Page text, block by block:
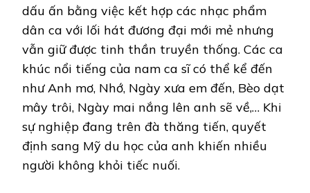
dấu ấn bằng việc kết hợp các nhạc phẩm
dân ca với lối hát đương đại mới mẻ nhưng
vẫn giữ được tinh thần truyền thống. Các ca
khúc nổi tiếng của nam ca sĩ có thể kể đến
như Anh mơ, Nhớ, Ngày xưa em đến, Bèo dạt
mây trôi, Ngày mai nắng lên anh sẽ về,… Khi
sự nghiệp đang trên đà thăng tiến, quyết
định sang Mỹ du học của anh khiến nhiều
người không khỏi tiếc nuối.